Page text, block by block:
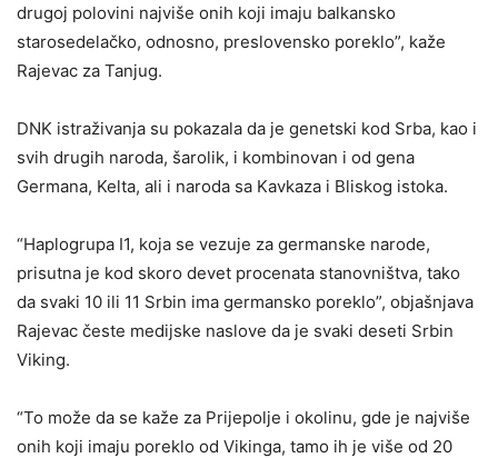
drugoj polovini najviše onih koji imaju balkansko
starosedelačko, odnosno, preslovensko poreklo”, kaže
Rajevac za Tanjug.
DNK istraživanja su pokazala da je genetski kod Srba, kao i
svih drugih naroda, šarolik, i kombinovan i od gena
Germana, Kelta, ali i naroda sa Kavkaza i Bliskog istoka.
“Haplogrupa I1, koja se vezuje za germanske narode,
prisutna je kod skoro devet procenata stanovništva, tako
da svaki 10 ili 11 Srbin ima germansko poreklo”, objašnjava
Rajevac česte medijske naslove da je svaki deseti Srbin
Viking.
“To može da se kaže za Prijepolje i okolinu, gde je najviše
onih koji imaju poreklo od Vikinga, tamo ih je više od 20